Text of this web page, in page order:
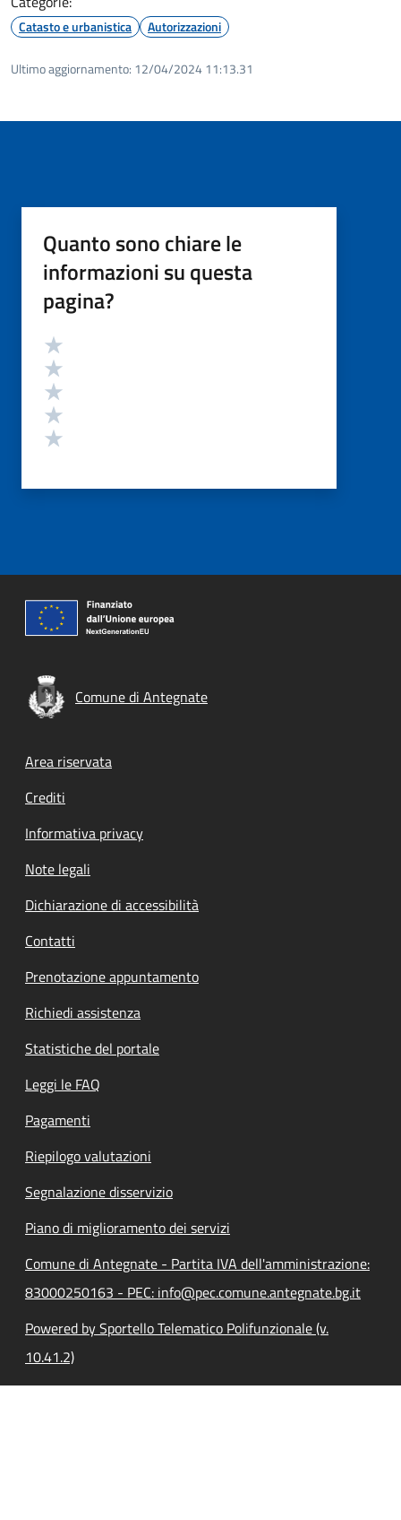
Catasto e urbanistica Autorizzazioni
Ultimo aggiornamento: 12/04/2024 11:13.31
Quanto sono chiare le
informazioni su questa
pagina?
Valutazione
Comune di Antegnate
Footer menu
Area riservata
Crediti
Informativa privacy
Note legali
Dichiarazione di accessibilità
Contatti
Prenotazione appuntamento
Richiedi assistenza
Statistiche del portale
Leggi le FAQ
Pagamenti
Riepilogo valutazioni
Segnalazione disservizio
Piano di miglioramento dei servizi
Comune di Antegnate - Partita IVA dell'amministrazione:
83000250163 - PEC: info@pec.comune.antegnate.bg.it
Powered by Sportello Telematico Polifunzionale (v.
10.41.2)